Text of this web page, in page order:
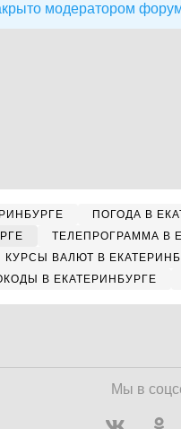
модератором
ПОГОДА В
ТЕЛЕПРОГРАММА В
КУРСЫ ВАЛЮТ В
В ЕКАТЕРИНБУРГЕ
Мы в